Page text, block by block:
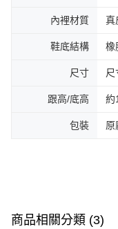
內裡材質 真
鞋底結構 橡
尺寸
跟高/底高 約
包裝 原
商品相關分類 (3)